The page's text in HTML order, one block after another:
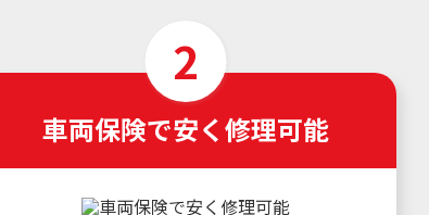
車両保険で安く修理可能